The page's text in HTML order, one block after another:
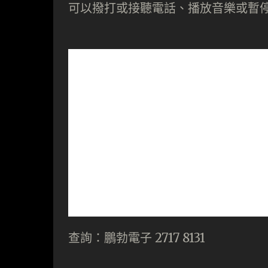
可以撥打或接聽電話、播放音樂或暫
查詢：鵬勃電子 2717 8131